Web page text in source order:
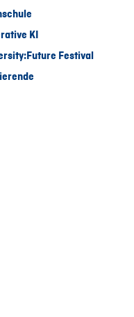
KI
Festival